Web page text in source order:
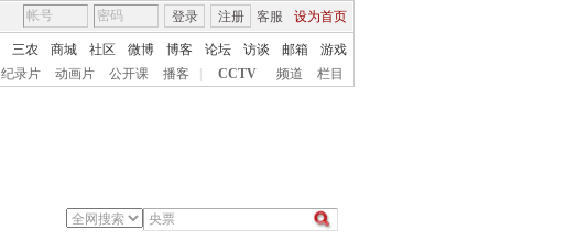
客服 设为首页
登录 注册
三农 商城 社区 微博 博客 论坛 访谈 邮箱
游戏
纪录片 动画片 公开课 播客 CCTV 频道 栏目